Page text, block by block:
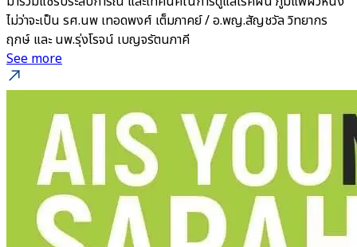
ไม่ว่าจะเป็น รศ.นพ เทอดพงศ์ เต็มภาคย์ / อ.พญ.สัญชวัล วิทยากร
ฤกษ์ และ นพ.รุ่งโรจน์ เบญจรัตนภาคี
See more